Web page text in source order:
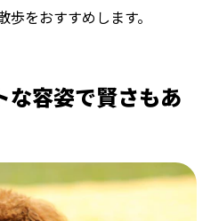
をおすすめします。
な容姿で賢さもあ